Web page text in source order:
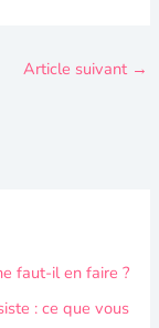
faut-il en faire ?
: ce que vous
Article suivant →